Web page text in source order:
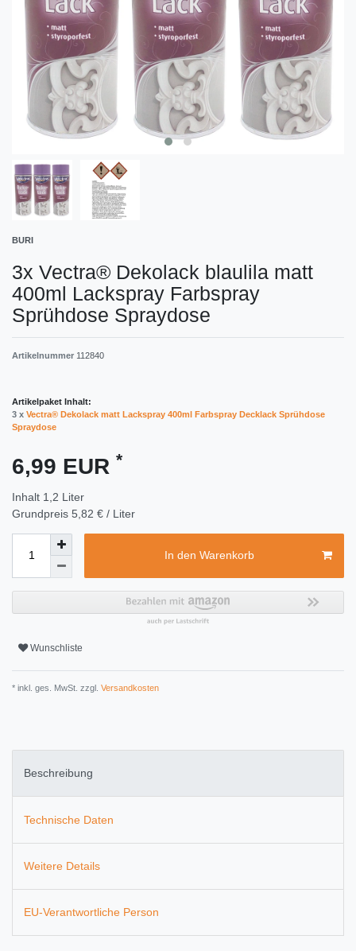
BURI
3x Vectra® Dekolack blaulila matt
400ml Lackspray Farbspray
Sprühdose Spraydose
Artikelnummer 112840
Artikelpaket Inhalt:
3 x Vectra® Dekolack matt Lackspray 400ml Farbspray Decklack Sprühdose
Spraydose
6,99 EUR *
Inhalt 1,2 Liter
Grundpreis 5,82 € / Liter
In den Warenkorb
Wunschliste
* inkl. ges. MwSt. zzgl. Versandkosten
Beschreibung
Technische Daten
Weitere Details
EU-Verantwortliche Person